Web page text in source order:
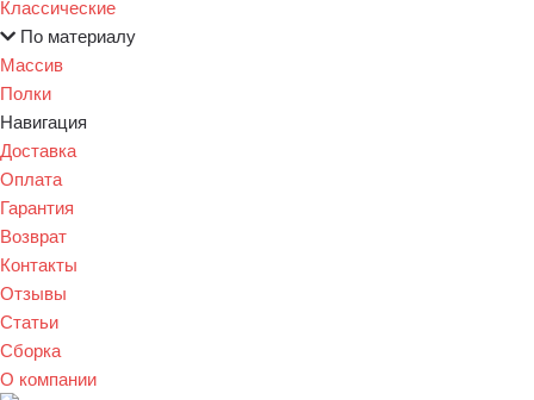
Классические
По материалу
Массив
Полки
Навигация
Доставка
Оплата
Гарантия
Возврат
Контакты
Отзывы
Статьи
Сборка
О компании